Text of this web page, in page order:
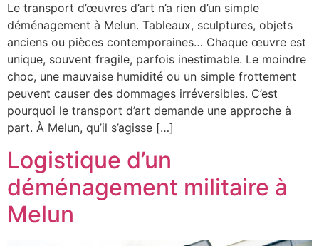
Le transport d’œuvres d’art n’a rien d’un simple
déménagement à Melun. Tableaux, sculptures, objets
anciens ou pièces contemporaines… Chaque œuvre est
unique, souvent fragile, parfois inestimable. Le moindre
choc, une mauvaise humidité ou un simple frottement
peuvent causer des dommages irréversibles. C’est
pourquoi le transport d’art demande une approche à
part. À Melun, qu’il s’agisse […]
Logistique d’un
déménagement militaire à
Melun